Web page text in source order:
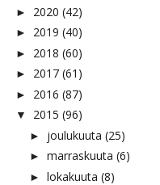
► 2020 (42)
► 2019 (40)
► 2018 (60)
► 2017 (61)
► 2016 (87)
▼ 2015 (96)
► joulukuuta (25)
► marraskuuta (6)
► lokakuuta (8)